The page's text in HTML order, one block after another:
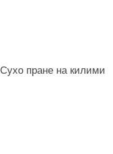
Сухо пране на килими